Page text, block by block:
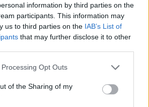
information by third parties on the
participants. This information may
us to third parties on the IAB’s List of
that may further disclose it to other
Opt Outs
of the Sharing of my
men som følge af vragdele
vejen spærret i sydgående
forventes at være færdigt
Vis mere
Del artikel